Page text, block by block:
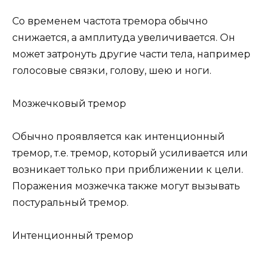
Со временем частота тремора обычно
снижается, а амплитуда увеличивается. Он
может затронуть другие части тела, например
голосовые связки, голову, шею и ноги.
Мозжечковый тремор
Обычно проявляется как интенционный
тремор, т.е. тремор, который усиливается или
возникает только при приближении к цели.
Поражения мозжечка также могут вызывать
постуральный тремор.
Интенционный тремор